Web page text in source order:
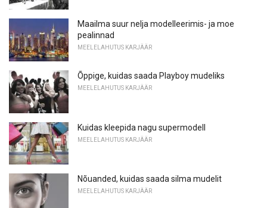
Maailma suur nelja modelleerimis- ja moe
pealinnad
MEELELAHUTUS KARJÄÄR
Õppige, kuidas saada Playboy mudeliks
MEELELAHUTUS KARJÄÄR
Kuidas kleepida nagu supermodell
MEELELAHUTUS KARJÄÄR
Nõuanded, kuidas saada silma mudelit
MEELELAHUTUS KARJÄÄR